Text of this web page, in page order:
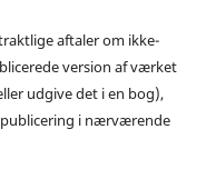
aftaler om ikke-
version af værket
udgive det i en bog),
i nærværende